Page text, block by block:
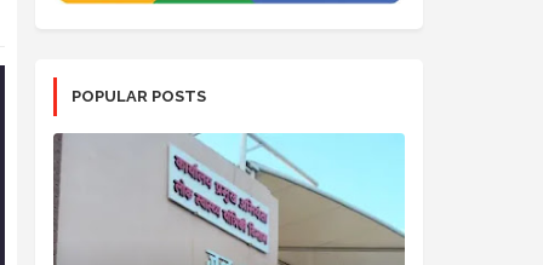
POPULAR POSTS